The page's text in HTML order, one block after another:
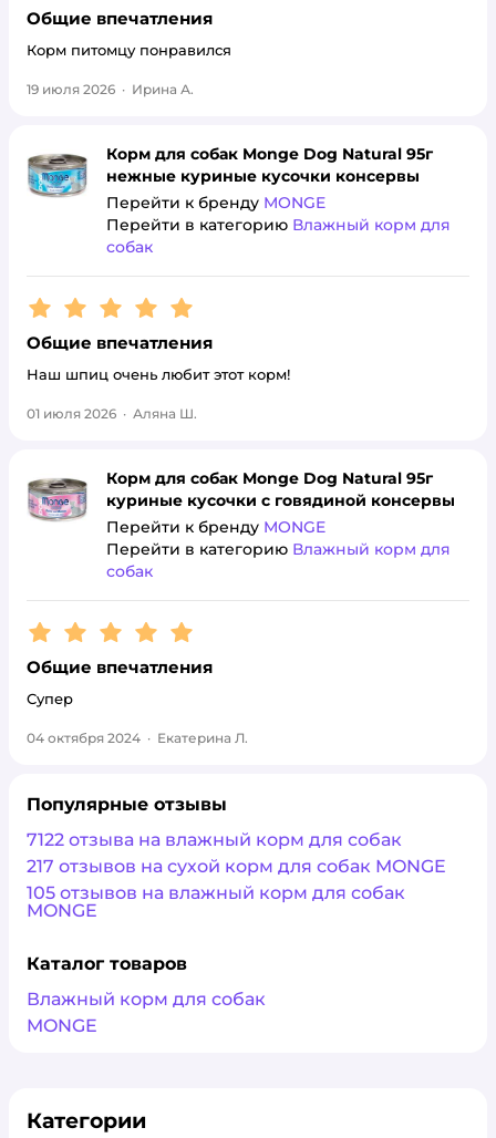
Общие впечатления
Корм питомцу понравился
19 июля 2026 · Ирина А.
Корм для собак Monge Dog Natural 95г
нежные куриные кусочки консервы
Перейти к бренду MONGE
Перейти в категорию Влажный корм для
собак
Рейтинг:5
Общие впечатления
Наш шпиц очень любит этот корм!
01 июля 2026 · Аляна Ш.
Корм для собак Monge Dog Natural 95г
куриные кусочки с говядиной консервы
Перейти к бренду MONGE
Перейти в категорию Влажный корм для
собак
Рейтинг:5
Общие впечатления
Супер
04 октября 2024 · Екатерина Л.
Популярные отзывы
7122 отзыва на влажный корм для собак
217 отзывов на сухой корм для собак MONGE
105 отзывов на влажный корм для собак
MONGE
Каталог товаров
Влажный корм для собак
MONGE
Категории